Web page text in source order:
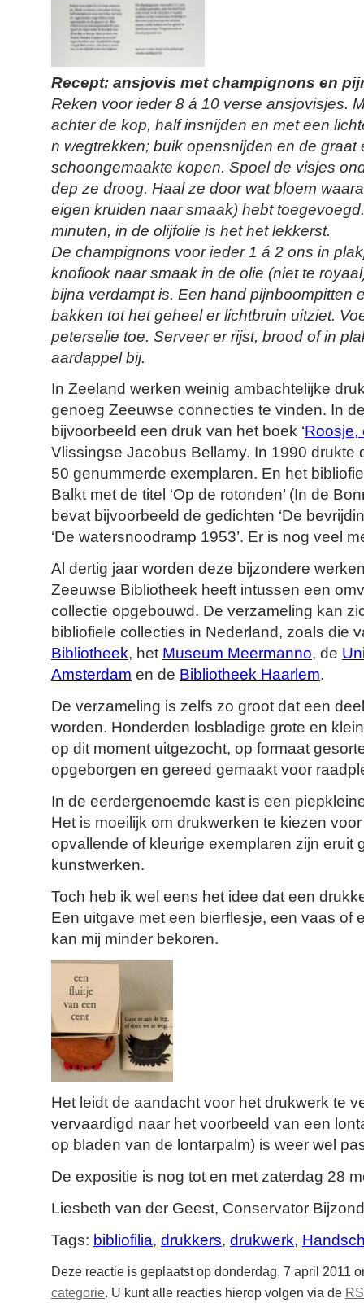
Recept: ansjovis met champignons en
Reken voor ieder 8 á 10 verse ansjovisjes.
achter de kop, half insnijden en met een
n wegtrekken; buik opensnijden en de graat
schoongemaakte kopen. Spoel de visjes
dep ze droog. Haal ze door wat bloem
eigen kruiden naar smaak) hebt
minuten, in de olijfolie is het het lekkerst.
De champignons voor ieder 1 á 2 ons in
knoflook naar smaak in de olie (niet te
bijna verdampt is. Een hand pijnboompitten
bakken tot het geheel er lichtbruin uitziet.
peterselie toe. Serveer er rijst, brood of in
aardappel bij.
In Zeeland werken weinig ambachtelijke
genoeg Zeeuwse connecties te vinden. In
bijvoorbeeld een druk van het boek ‘Roosje,
Vlissingse Jacobus Bellamy. In 1990 drukte
50 genummerde exemplaren. En het
Balkt met de titel ‘Op de rotonden’ (In de
bevat bijvoorbeeld de gedichten ‘De
‘De watersnoodramp 1953’. Er is nog veel
Al dertig jaar worden deze bijzondere
Zeeuwse Bibliotheek heeft intussen een
collectie opgebouwd. De verzameling kan
bibliofiele collecties in Nederland, zoals die
Bibliotheek, het Museum Meermanno, de
Amsterdam en de Bibliotheek Haarlem.
De verzameling is zelfs zo groot dat een
worden. Honderden losbladige grote en
op dit moment uitgezocht, op formaat
opgeborgen en gereed gemaakt voor
In de eerdergenoemde kast is een
Het is moeilijk om drukwerken te kiezen
opvallende of kleurige exemplaren zijn eruit
kunstwerken.
Toch heb ik wel eens het idee dat een
Een uitgave met een bierflesje, een vaas of
kan mij minder bekoren.
Het leidt de aandacht voor het drukwerk te
vervaardigd naar het voorbeeld van een
op bladen van de lontarpalm) is weer wel
De expositie is nog tot en met zaterdag 28
Liesbeth van der Geest, Conservator
Tags: bibliofilia, drukkers, drukwerk,
Deze reactie is geplaatst op donderdag, 7 april 2011
categorie. U kunt alle reacties hierop volgen via de